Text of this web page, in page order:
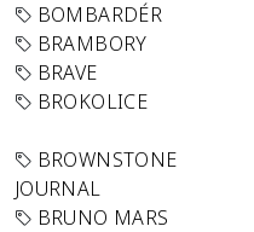
BOMBARDÉR
BRAMBORY
BRAVE
BROKOLICE
BROWNSTONE
JOURNAL
BRUNO MARS